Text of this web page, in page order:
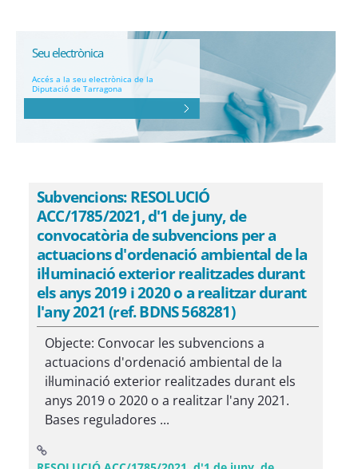
Seu electrònica
Accés a la seu electrònica de la
Diputació de Tarragona
Subvencions: RESOLUCIÓ
ACC/1785/2021, d'1 de juny, de
convocatòria de subvencions per a
actuacions d'ordenació ambiental de la
il·luminació exterior realitzades durant
els anys 2019 i 2020 o a realitzar durant
l'any 2021 (ref. BDNS 568281)
Objecte: Convocar les subvencions a
actuacions d'ordenació ambiental de la
il·luminació exterior realitzades durant els
anys 2019 o 2020 o a realitzar l'any 2021.
Bases reguladores ...